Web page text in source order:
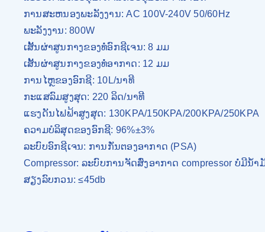
ການສະຫນອງພະລັງງານ: AC 100V-240V 50/60Hz
ພະລັງງານ: 800W
ເສັ້ນຜ່າສູນກາງຂອງທໍ່ອົກຊີເຈນ: 8 ມມ
ເສັ້ນຜ່າສູນກາງຂອງທໍ່ອາກາດ: 12 ມມ
ການໄຫຼຂອງອົກຊີ: 10L/ນາທີ
ກະແສລົມສູງສຸດ: 220 ລິດ/ນາທີ
ແຮງດັນໄຟຟ້າສູງສຸດ: 130KPA/150KPA/200KPA/250KPA
ຄວາມບໍລິສຸດຂອງອົກຊີ: 96%±3%
ລະບົບອົກຊີເຈນ: ການກັ່ນຕອງອາກາດ (PSA)
Compressor: ລະບົບການຈັດສົ່ງອາກາດ compressor ບໍ່ມີນ້ໍາ
ສຽງລົບກວນ: ≤45db